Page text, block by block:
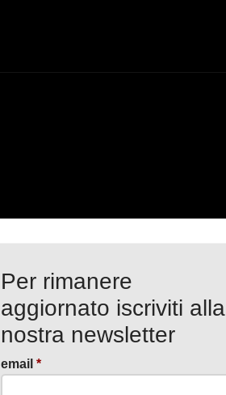
Per rimanere
aggiornato iscriviti alla
nostra newsletter
email *